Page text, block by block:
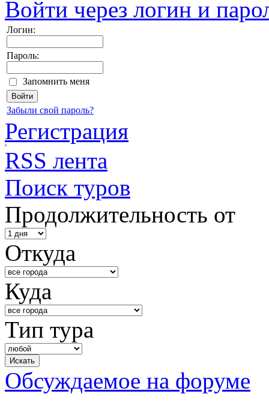
Войти через логин и
Логин:
Пароль:
Запомнить меня
Забыли свой пароль?
Регистрация
RSS лента
Поиск туров
Продолжительность от
Откуда
Куда
Тип тура
Обсуждаемое на форуме